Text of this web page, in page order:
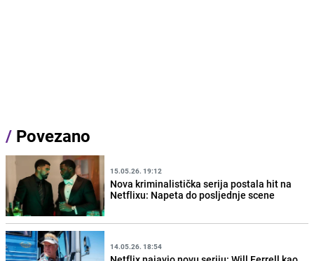
/ Povezano
15.05.26. 19:12
Nova kriminalistička serija postala hit na
Netflixu: Napeta do posljednje scene
14.05.26. 18:54